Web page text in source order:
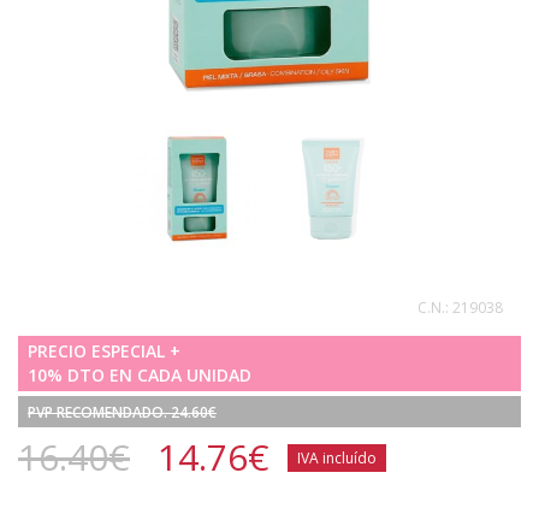
C.N.: 219038
PRECIO ESPECIAL +
10% DTO EN CADA UNIDAD
PVP RECOMENDADO. 24.60€
16.40€ 14.76€ IVA incluído